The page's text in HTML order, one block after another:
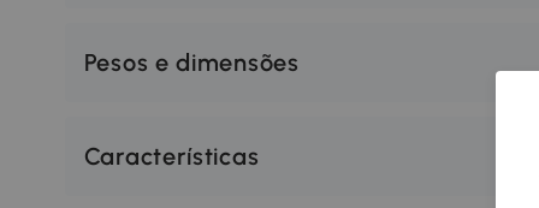
Pesos e dimensões
Características